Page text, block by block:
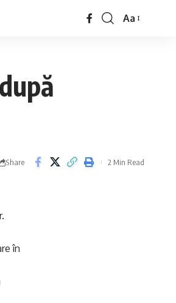
Aa
Share 2 Min Read
în